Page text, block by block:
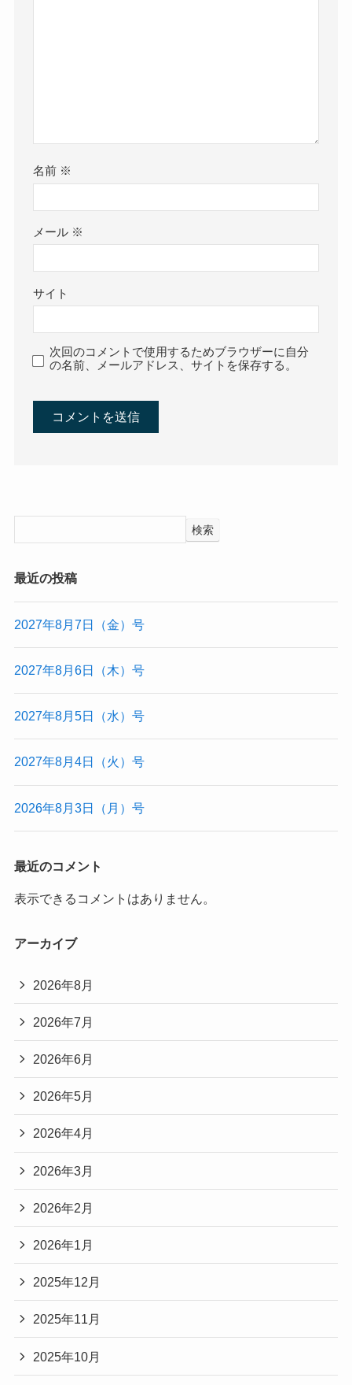
名前 ※
メール ※
サイト
次回のコメントで使用するためブラウザーに自分
の名前、メールアドレス、サイトを保存する。
検索
最近の投稿
2027年8月7日（金）号
2027年8月6日（木）号
2027年8月5日（水）号
2027年8月4日（火）号
2026年8月3日（月）号
最近のコメント
表示できるコメントはありません。
アーカイブ
2026年8月
2026年7月
2026年6月
2026年5月
2026年4月
2026年3月
2026年2月
2026年1月
2025年12月
2025年11月
2025年10月